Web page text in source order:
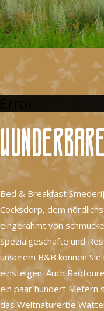
Bed & Breakfast
Cocksdorp, dem
eingerahmt von
Spezialgeschäfte und
unserem B&B können
einsteigen. Auch
ein paar hundert Metern
das Weltnaturerbe